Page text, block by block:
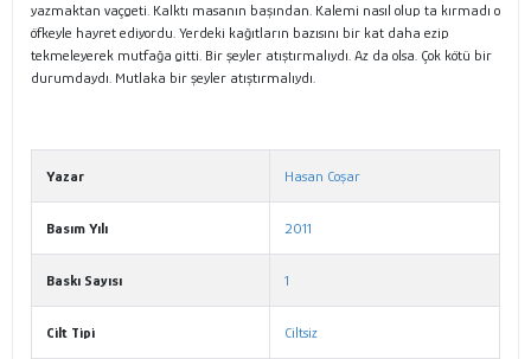
yazmaktan vaçgeti. Kalktı masanın başından. Kalemi nasıl olup ta kırmadı o
öfkeyle hayret ediyordu. Yerdeki kağıtların bazısını bir kat daha ezip
tekmeleyerek mutfağa gitti. Bir şeyler atıştırmalıydı. Az da olsa. Çok kötü bir
durumdaydı. Mutlaka bir şeyler atıştırmalıydı.
Yazar Hasan Coşar
Basım Yılı 2011
Baskı Sayısı 1
Cilt Tipi Ciltsiz